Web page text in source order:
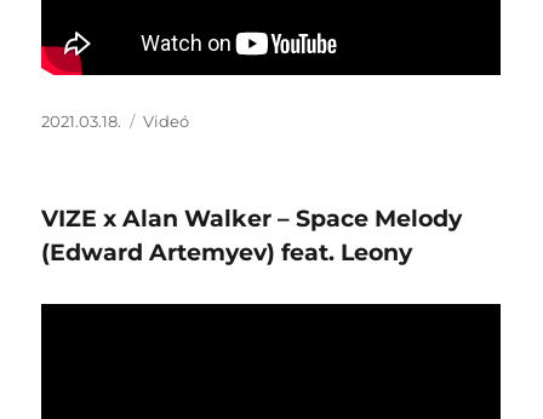
Közzétéve
2021.03.18. Forma
Videó
VIZE​ x Alan Walker – Space Melody
(Edward Artemyev) feat. Leony